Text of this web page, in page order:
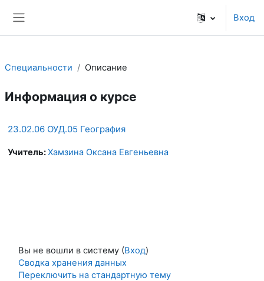
Вход
Специальности Описание
Информация о курсе
23.02.06 ОУД.05 География
Учитель:Хамзина Оксана Евгеньевна
Вы не вошли в систему (Вход)
Сводка хранения данных
Переключить на стандартную тему